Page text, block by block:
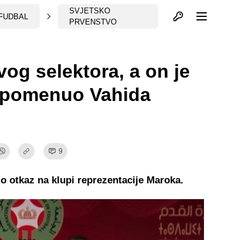
SVJETSKO
PRVENSTVO
Otvori profil
selektora, a on je
Vahida
9
otkaz na klupi reprezentacije Maroka.